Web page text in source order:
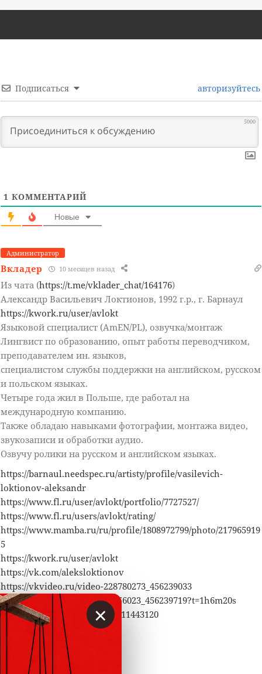
Подписаться авторизуйтесь
5000
1 КОММЕНТАРИЙ
Новые
Администратор
Вкладер 10 месяцев назад
Из чата (https://t.me/vklader_chat/164176)
Александр Васильевич Локтионов, 1992 г.р., г. Барнаул
https://kwork.ru/user/avlokt
Языковой специалист (AmEN/PL), озвучка/монтаж
Лингвист по образованию, опыт работы переводчиком,
преподавателем ин. языков,
специалистом службы поддержки на английском, русском
и польском языках.
Четыре года жил в Польше, где работал на
международную компанию.
Также обладаю навыками фотографии, монтажа видео,
звукозаписи и обработки аудио.
Озвучу ролики на русском и английском языках.
https://barnaul.needspec.ru/artisty/profile/vasilevich-
loktionov-aleksandr
https://www.fl.ru/user/avlokt/portfolio/7727527/
https://www.fl.ru/users/avlokt/rating/
https://www.mamba.ru/ru/profile/1808972799/photo/217965919
5
https://kwork.ru/user/avlokt
https://vk.com/aleksloktionov
https://vkvideo.ru/video-228780273_456239033
https://vkvideo.ru/video-15756023_456239719?t=1h6m20s
https://barnaul.youdo.com/m11443120
https://t.me/spicyeng
Ответить
×